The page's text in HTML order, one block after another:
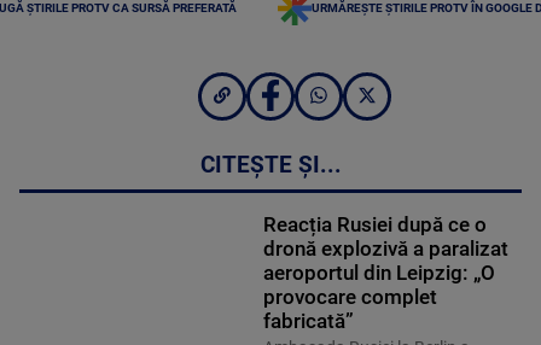
ȘTIRILE PROTV CA SURSĂ PREFERATĂ URMĂREȘTE ȘTIRILE PROTV ÎN GOOGLE
CITEȘTE ȘI...
Reacția Rusiei după ce o
dronă explozivă a paralizat
aeroportul din Leipzig: „O
provocare complet
fabricată”